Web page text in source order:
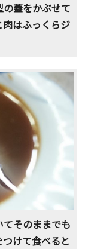
蓋をかぶせて
はふっくらジ
そのままでも
けて食べると